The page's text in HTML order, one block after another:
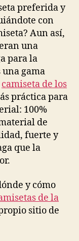
preferida y
con
Aun así,
una
para la
gama
camiseta de los
práctica para
100%
de
fuerte y
que la
y cómo
de la
sitio de